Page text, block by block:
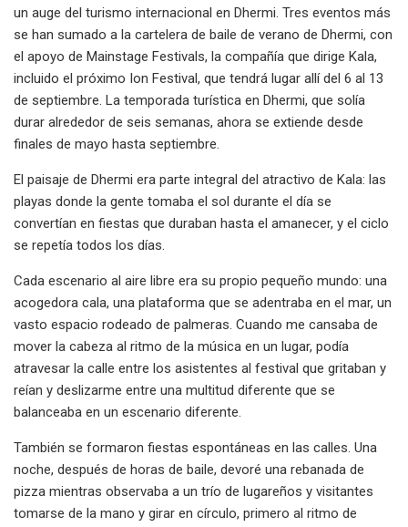
un auge del turismo internacional en Dhermi. Tres eventos más
se han sumado a la cartelera de baile de verano de Dhermi, con
el apoyo de Mainstage Festivals, la compañía que dirige Kala,
incluido el próximo Ion Festival, que tendrá lugar allí del 6 al 13
de septiembre. La temporada turística en Dhermi, que solía
durar alrededor de seis semanas, ahora se extiende desde
finales de mayo hasta septiembre.
El paisaje de Dhermi era parte integral del atractivo de Kala: las
playas donde la gente tomaba el sol durante el día se
convertían en fiestas que duraban hasta el amanecer, y el ciclo
se repetía todos los días.
Cada escenario al aire libre era su propio pequeño mundo: una
acogedora cala, una plataforma que se adentraba en el mar, un
vasto espacio rodeado de palmeras. Cuando me cansaba de
mover la cabeza al ritmo de la música en un lugar, podía
atravesar la calle entre los asistentes al festival que gritaban y
reían y deslizarme entre una multitud diferente que se
balanceaba en un escenario diferente.
También se formaron fiestas espontáneas en las calles. Una
noche, después de horas de baile, devoré una rebanada de
pizza mientras observaba a un trío de lugareños y visitantes
tomarse de la mano y girar en círculo, primero al ritmo de